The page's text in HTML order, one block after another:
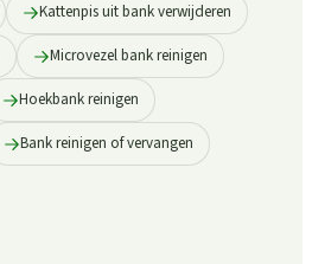
Kattenpis uit bank verwijderen
Microvezel bank reinigen
Hoekbank reinigen
Bank reinigen of vervangen